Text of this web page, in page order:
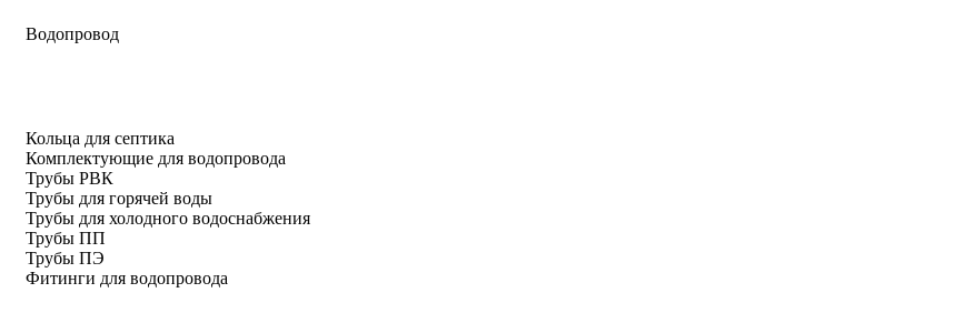
Водопровод
Кольца для септика
Комплектующие для водопровода
Трубы РВК
Трубы для горячей воды
Трубы для холодного водоснабжения
Трубы ПП
Трубы ПЭ
Фитинги для водопровода